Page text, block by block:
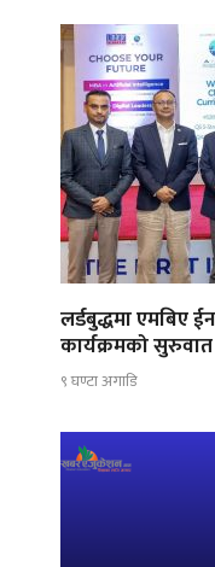
लर्डबुद्धमा एमबिए
कार्यक्रमको सुरुवात
९ घण्टा अगाडि